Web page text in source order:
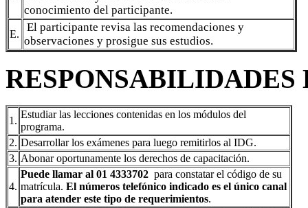
conocimiento del participante.
E.
El participante revisa las recomendaciones y
observaciones y prosigue sus estudios.
1.
Estudiar las lecciones contenidas en los módulos del
programa.
2. Desarrollar los exámenes para luego remitirlos al IDG.
3. Abonar oportunamente los derechos de capacitación.
4.
Puede llamar al 01 4333702 para constatar el código de su
matrícula. El números telefónico indicado es el único canal
para atender este tipo de requerimientos.